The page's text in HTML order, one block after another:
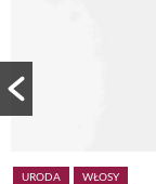
URODA WŁOSY